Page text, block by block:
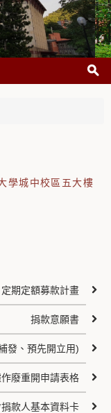
定期定額募款計畫
捐款意願書
發、預先開立用)
廢重開申請表格
款人基本資料卡